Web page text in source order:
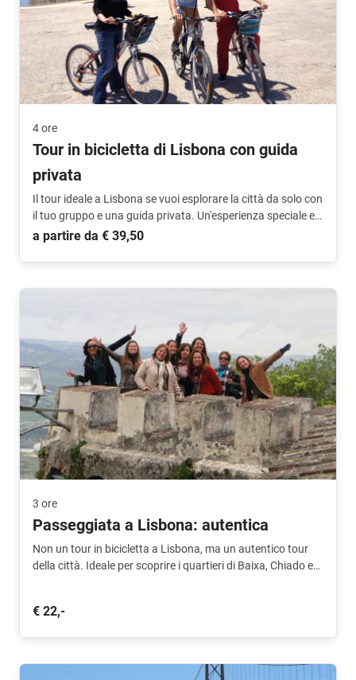
4 ore
Tour in bicicletta di Lisbona con guida
privata
Il tour ideale a Lisbona se vuoi esplorare la città da solo con
il tuo gruppo e una guida privata. Un'esperienza speciale e
unica!
a partire da € 39,50
3 ore
Passeggiata a Lisbona: autentica
Non un tour in bicicletta a Lisbona, ma un autentico tour
della città. Ideale per scoprire i quartieri di Baixa, Chiado e
€ 22,-